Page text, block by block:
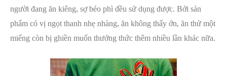
người đang ăn kiêng, sợ béo phì đều sử dụng được. Bởi sản
phẩm có vị ngọt thanh nhẹ nhàng, ăn không thấy ớn, ăn thử một
miếng còn bị ghiền muốn thưởng thức thêm nhiều lần khác nữa.